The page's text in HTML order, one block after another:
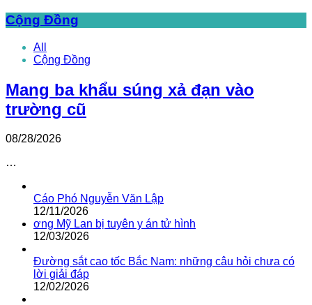
Cộng Đồng
All
Cộng Đồng
Mang ba khẩu súng xả đạn vào
trường cũ
08/28/2026
…
Cáo Phó Nguyễn Văn Lập
12/11/2026
ơng Mỹ Lan bị tuyên y án tử hình
12/03/2026
Đường sắt cao tốc Bắc Nam: những câu hỏi chưa có
lời giải đáp
12/02/2026